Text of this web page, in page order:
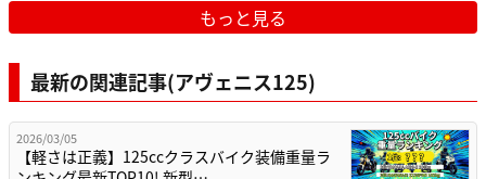
もっと見る
最新の関連記事(アヴェニス125)
2026/03/05
【軽さは正義】125ccクラスバイク装備重量ラ